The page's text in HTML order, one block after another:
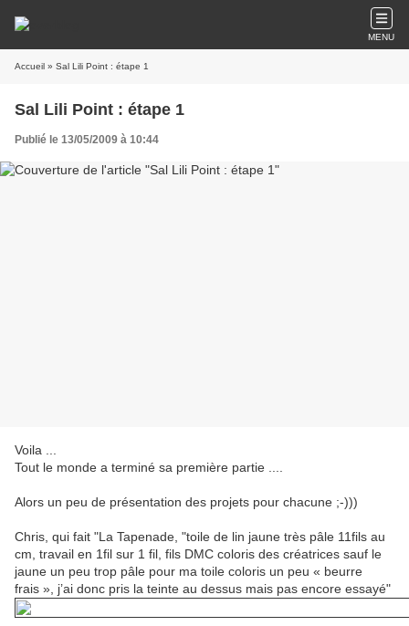
MENU
Accueil » Sal Lili Point : étape 1
Sal Lili Point : étape 1
Publié le 13/05/2009 à 10:44
Voila ...
Tout le monde a terminé sa première partie ....
Alors un peu de présentation des projets pour chacune ;-)))
Chris, qui fait "La Tapenade, "toile de lin jaune très pâle 11fils au
cm, travail en 1fil sur 1 fil, fils DMC coloris des créatrices sauf le
jaune un peu trop pâle pour ma toile coloris un peu « beurre
frais », j’ai donc pris la teinte au dessus mais pas encore essayé"